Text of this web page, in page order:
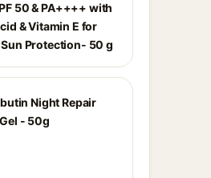
50 & PA++++ with
& Vitamin E for
Protection- 50 g
Night Repair
- 50g